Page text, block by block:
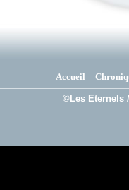
Accueil
©Les Eternels